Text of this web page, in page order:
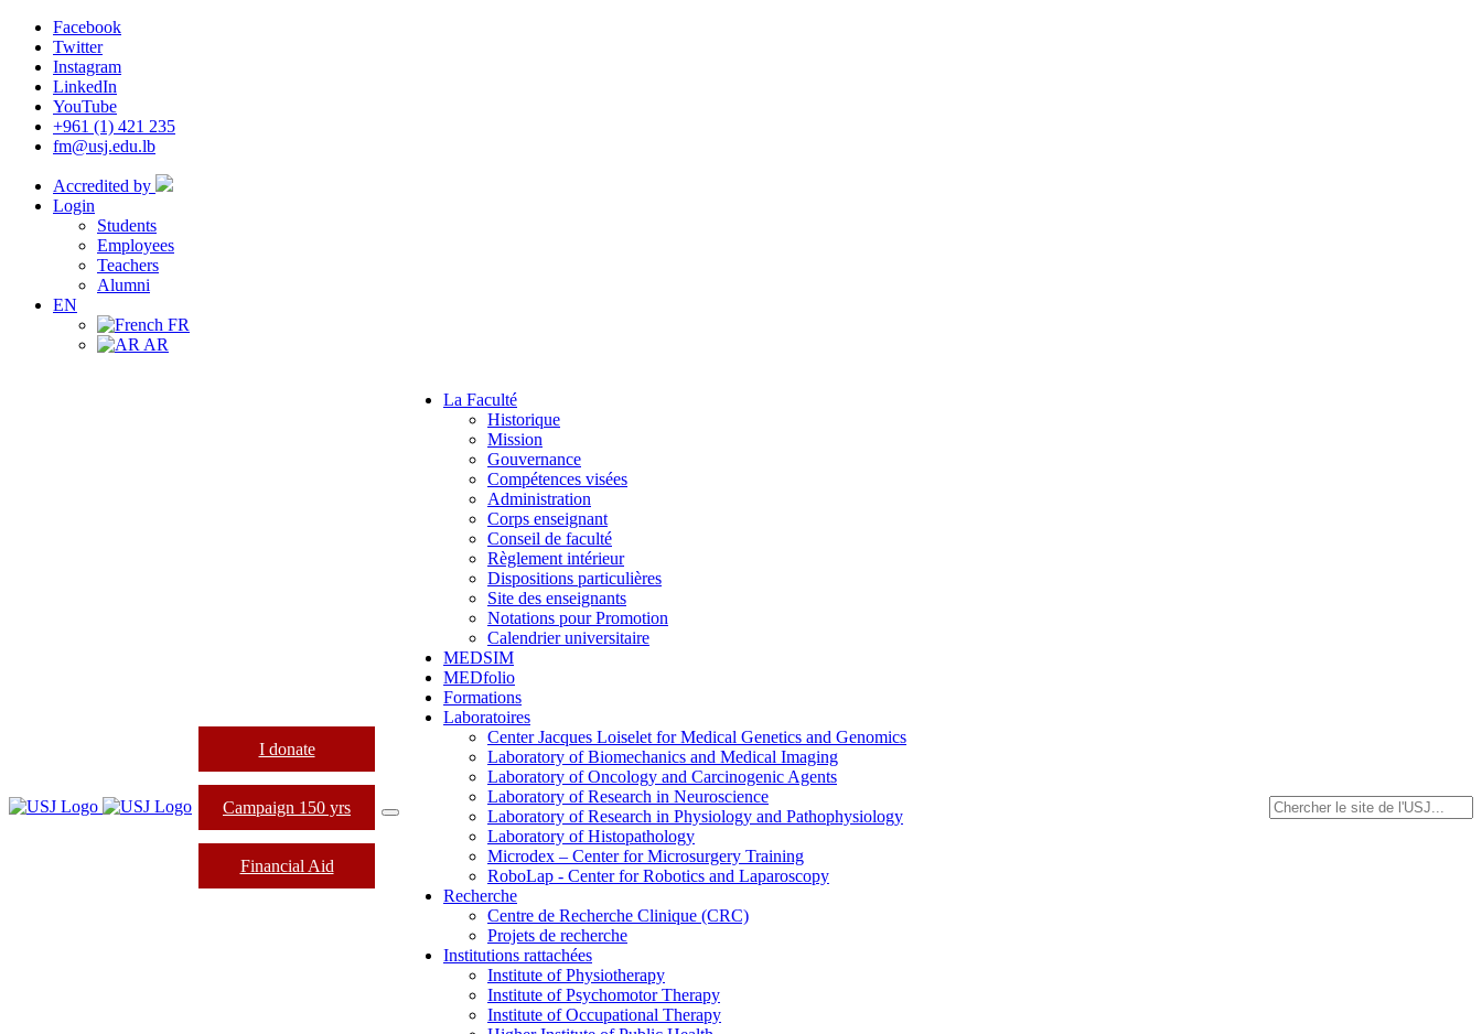
Facebook
Twitter
Instagram
LinkedIn
YouTube
+961 (1) 421 235
fm@usj.edu.lb
Accredited by
Login
Students
Employees
Teachers
Alumni
EN
FR
AR
I donate
Campaign 150 yrs
Financial Aid
La Faculté
Historique
Mission
Gouvernance
Compétences visées
Administration
Corps enseignant
Conseil de faculté
Règlement intérieur
Dispositions particulières
Site des enseignants
Notations pour Promotion
Calendrier universitaire
MEDSIM
MEDfolio
Formations
Laboratoires
Center Jacques Loiselet for Medical Genetics and Genomics
Laboratory of Biomechanics and Medical Imaging
Laboratory of Oncology and Carcinogenic Agents
Laboratory of Research in Neuroscience
Laboratory of Research in Physiology and Pathophysiology
Laboratory of Histopathology
Microdex – Center for Microsurgery Training
RoboLap - Center for Robotics and Laparoscopy
Recherche
Centre de Recherche Clinique (CRC)
Projets de recherche
Institutions rattachées
Institute of Physiotherapy
Institute of Psychomotor Therapy
Institute of Occupational Therapy